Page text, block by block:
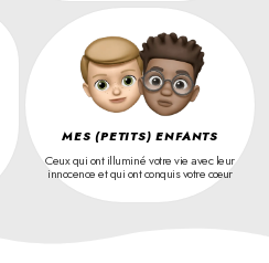
MES (PETITS) ENFANTS
Ceux qui ont illuminé votre vie avec leur
innocence et qui ont conquis votre cœur